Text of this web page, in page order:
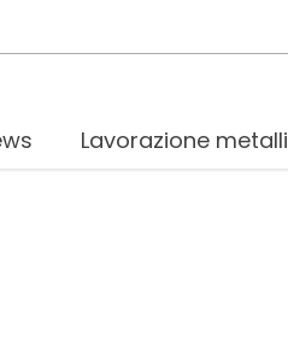
Lavorazione metalli